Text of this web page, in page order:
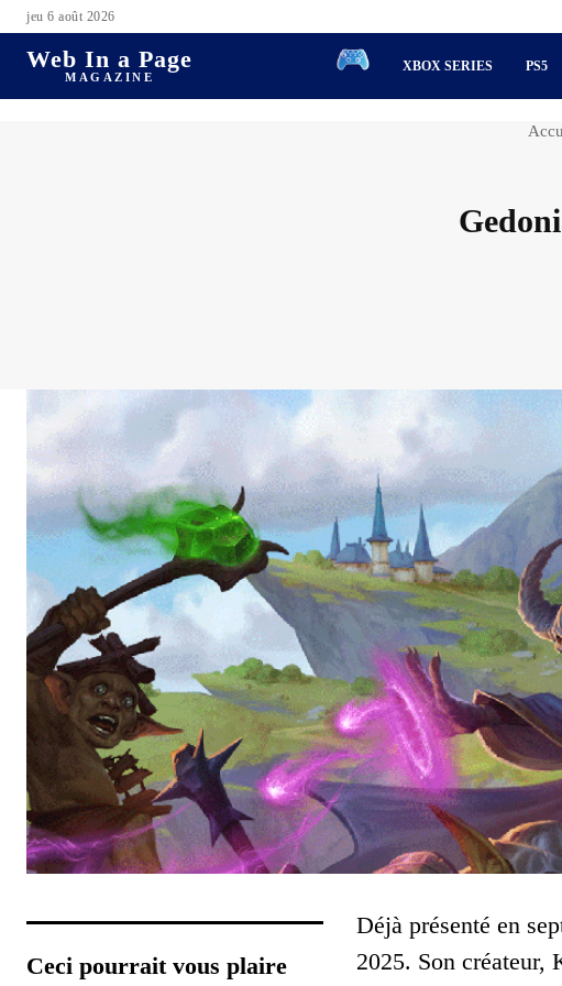
jeu 6 août 2026
Web In a Page
MAGAZINE
XBOX SERIES PS5
Ceci pourrait vous plaire
Déjà présenté en
2025. Son créateur,